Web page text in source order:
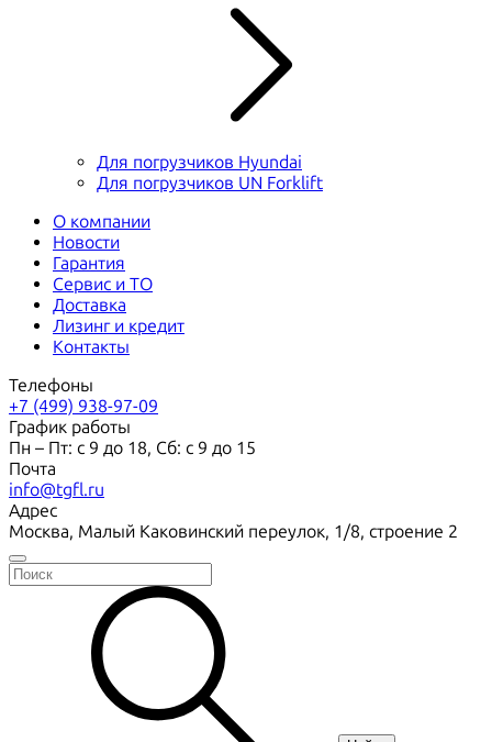
Для погрузчиков Hyundai
Для погрузчиков UN Forklift
О компании
Новости
Гарантия
Сервис и ТО
Доставка
Лизинг и кредит
Контакты
Телефоны
+7 (499) 938-97-09
График работы
Пн – Пт: с 9 до 18, Сб: с 9 до 15
Почта
info@tgfl.ru
Адрес
Москва, Малый Каковинский переулок, 1/8, строение 2